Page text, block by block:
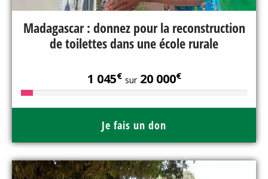
Madagascar : donnez pour la reconstruction
de toilettes dans une école rurale
1 045€ sur20 000€
Je fais un don